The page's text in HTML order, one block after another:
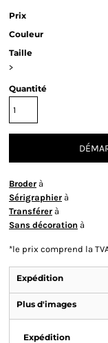
Prix
Couleur
Taille
>
Quantité
Broder à
Sérigraphier à
Transférer à
Sans décoration à
*le prix comprend la
Expédition
Plus d'images
Expédition